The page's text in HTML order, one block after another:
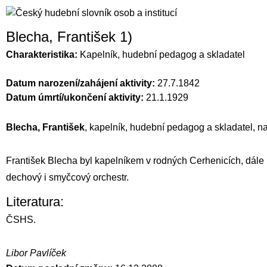
Blecha, František 1)
Charakteristika: Kapelník, hudební pedagog a skladatel
Datum narození/zahájení aktivity: 27.7.1842
Datum úmrtí/ukončení aktivity: 21.1.1929
Blecha, František, kapelník, hudební pedagog a skladatel,
František Blecha byl kapelníkem v rodných Cerhenicích,
dechový i smyčcový orchestr.
Literatura:
ČSHS.
Libor Pavlíček